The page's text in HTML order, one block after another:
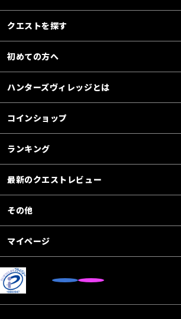
クエストを探す
初めての方へ
ハンターズヴィレッジとは
コインショップ
ランキング
最新のクエストレビュー
その他
マイページ